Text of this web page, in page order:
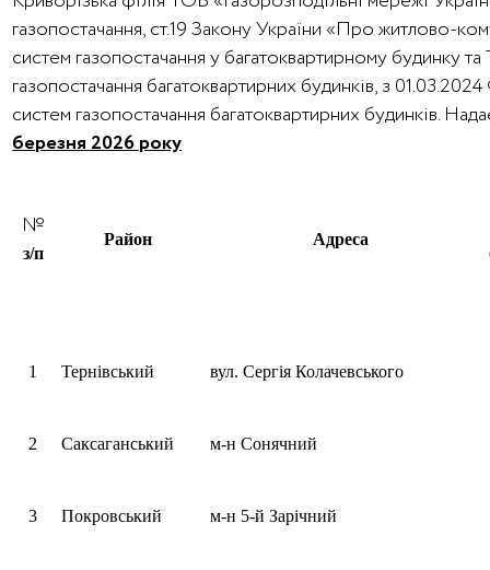
газопостачання, ст.19 Закону України «Про житлово-
систем газопостачання у багатоквартирному будинку
газопостачання багатоквартирних будинків, з
систем газопостачання багатоквартирних будинків.
березня 2026 року
№
з/п
Район Адреса
1 Тернівський вул. Сергія Колачевського
2 Саксаганський м-н Сонячний
3 Покровський м-н 5-й Зарічний